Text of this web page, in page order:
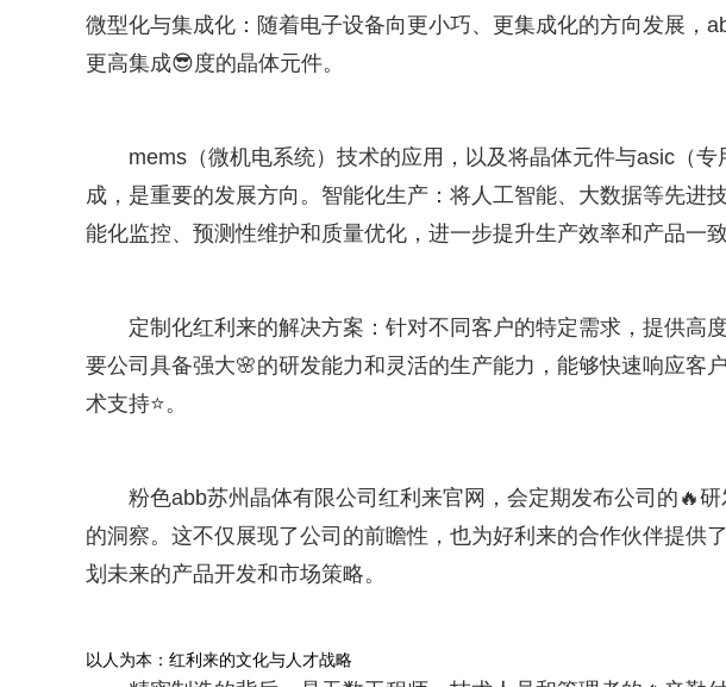
微型化与集成化：随着电子设备向更小巧、更集成化的方向发展，
更高集成😎度的晶体元件。
mems（微机电系统）技术的应用，以及将晶体元件与asic（
成，是重要的发展方向。智能化生产：将人工智能、大数据等先进
能化监控、预测性维护和质量优化，进一步提升生产效率和产品一致
定制化红利来的解决方案：针对不同客户的特定需求，提供高
要公司具备强大🌸的研发能力和灵活的生产能力，能够快速响应客
术支持⭐。
粉色abb苏州晶体有限公司红利来官网，会定期发布公司的🔥
的洞察。这不仅展现了公司的前瞻性，也为好利来的合作伙伴提供
划未来的产品开发和市场策略。
以人为本：红利来的文化与人才战略